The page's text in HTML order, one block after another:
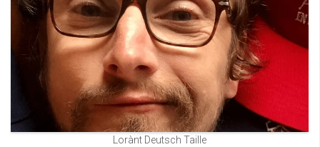
Lorànt Deutsch Taille